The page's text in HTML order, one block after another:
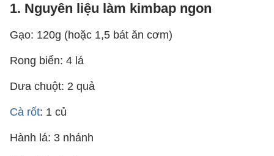
1. Nguyên liệu làm kimbap ngon
Gạo: 120g (hoặc 1,5 bát ăn cơm)
Rong biển: 4 lá
Dưa chuột: 2 quả
Cà rốt: 1 củ
Hành lá: 3 nhánh